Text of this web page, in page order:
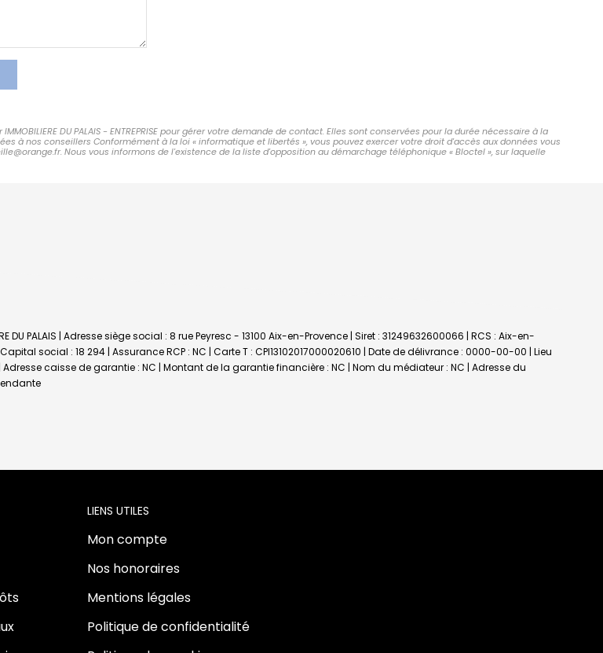
DU PALAIS - ENTREPRISE pour gérer votre demande de contact. Elles sont conservées pour la durée nécessaire à la
à nos conseillers Conformément à la loi « informatique et libertés », vous pouvez exercer votre droit d'accès aux données vous
Nous vous informons de l'existence de la liste d'opposition au démarchage téléphonique « Bloctel », sur laquelle
DU PALAIS | Adresse siège social : 8 rue Peyresc - 13100 Aix-en-Provence | Siret : 31249632600066 | RCS : Aix-en-
social : 18 294 | Assurance RCP : NC | Carte T : CPI13102017000020610 | Date de délivrance : 0000-00-00 | Lieu
caisse de garantie : NC | Montant de la garantie financière : NC | Nom du médiateur : NC | Adresse du
LIENS UTILES
Mon compte
Nos honoraires
Mentions légales
Politique de confidentialité